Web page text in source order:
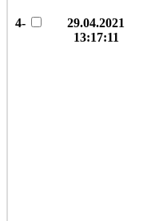
4-
29.04.2021
13:17:11